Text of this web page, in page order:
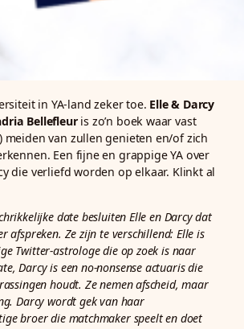
in YA-land zeker toe. Elle & Darcy
Bellefleuris zo’n boek waar vast
meiden van zullen genieten en/of zich
Een fijne en grappige YA over
die verliefd worden op elkaar. Klinkt al
date besluiten Elle en Darcy dat
afspreken. Ze zijn te verschillend: Elle is
Twitter-astrologe die op zoek is naar
Darcy is een no-nonsense actuaris die
houdt. Ze nemen afscheid, maar
Darcy wordt gek van haar
broer die matchmaker speelt en doet